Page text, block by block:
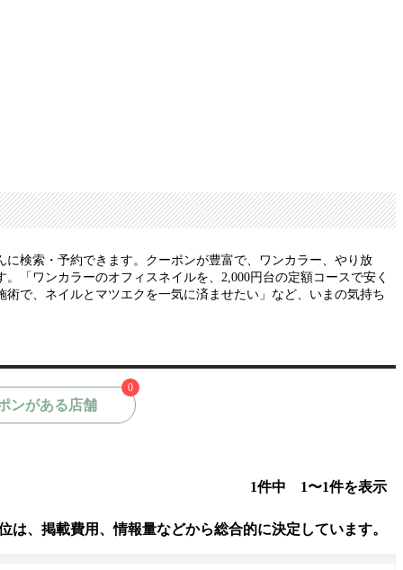
検索・予約できます。クーポンが豊富で、ワンカラー、やり放
「ワンカラーのオフィスネイルを、2,000円台の定額コースで安く
で、ネイルとマツエクを一気に済ませたい」など、いまの気持ち
ンがある店舗
0
1件中 1〜1件を表示
は、掲載費用、情報量などから総合的に決定しています。